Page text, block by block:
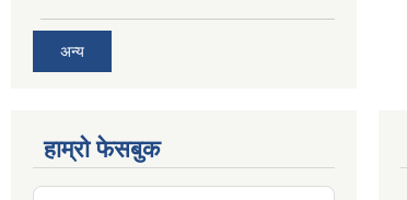
अन्य
हाम्रो फेसबुक